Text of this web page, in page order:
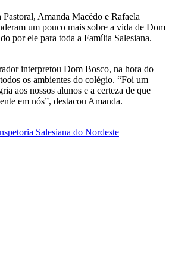
Pastoral, Amanda Macêdo e Rafaela
um pouco mais sobre a vida de Dom
por ele para toda a Família Salesiana.
interpretou Dom Bosco, na hora do
os ambientes do colégio. “Foi um
aos nossos alunos e a certeza de que
em nós”, destacou Amanda.
Salesiana do Nordeste